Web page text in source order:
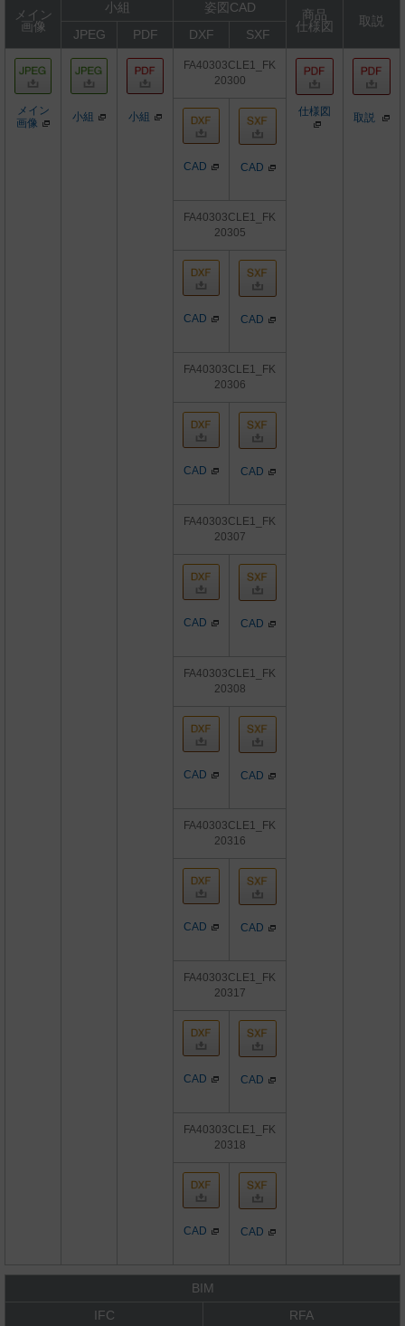
メイン
画像
小組 姿図CAD
商品
仕様図
取説
JPEG
PDF DXF SXF
メイン
画像
小組 小組
FA40303CLE1_FK
20300
仕様図 取説
CAD CAD
FA40303CLE1_FK
20305
CAD CAD
FA40303CLE1_FK
20306
CAD CAD
FA40303CLE1_FK
20307
CAD CAD
FA40303CLE1_FK
20308
CAD CAD
FA40303CLE1_FK
20316
CAD CAD
FA40303CLE1_FK
20317
CAD CAD
FA40303CLE1_FK
20318
CAD CAD
BIM
IFC
RFA